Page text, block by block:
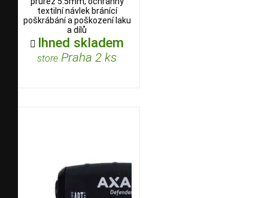
textilní návlek bránící
poškrábání a poškození laku
a dílů
 Ihned skladem
store Praha 2 ks